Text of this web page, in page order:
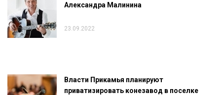
Александра Малинина
23.09.2022
Власти Прикамья планируют
приватизировать конезавод в поселке